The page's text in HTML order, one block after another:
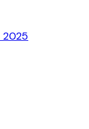
2025